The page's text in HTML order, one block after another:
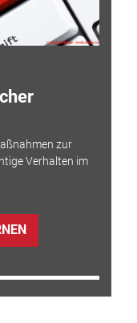
zur
Verhalten im